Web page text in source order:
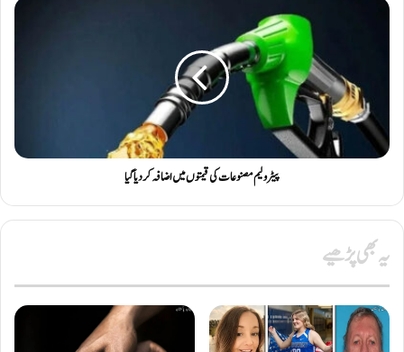
پیٹرولیم مصنوعات کی قیمتوں میں اضافہ کردیاگیا
یہ بھی پڑھیے